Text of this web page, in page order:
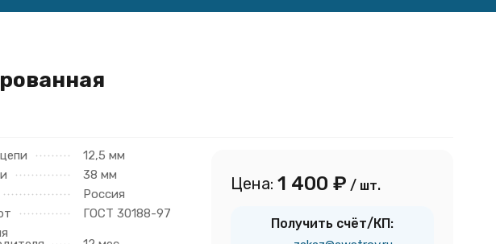
12,5 мм
38 мм
Россия
ГОСТ 30188-97
Цена: 1 400 ₽ / шт.
Получить счёт/КП: